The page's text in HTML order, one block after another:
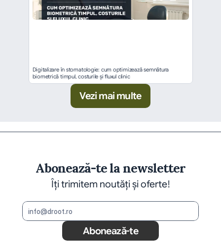
Digitalizare în stomatologie: cum optimizează semnătura
biometrică timpul, costurile și fluxul clinic
Vezi mai multe
Abonează-te la newsletter
Îți trimitem noutăți și oferte!
Abonează-te